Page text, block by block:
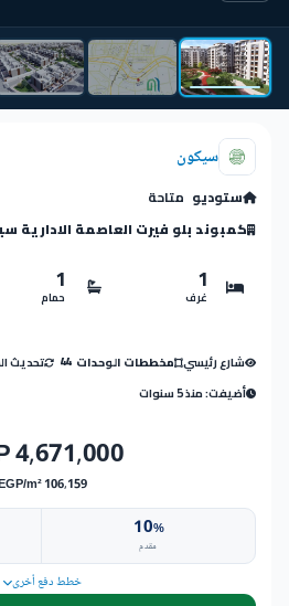
سيكون
ستوديو متاحة
كمبوند بلو فيرت العاصمة الادارية
1
غرف
1
حمام
شارع رئيسي مخططات الوحدات 44
تحديث
أضيفت: منذ 5 سنوات
4,671,000 EGP
106,159 EGP/m²
10%
مقدم
خطط دفع أخرى